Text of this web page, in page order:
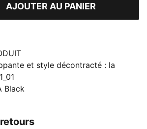
AJOUTER AU PANIER
et style décontracté : la
Elevated booste le confort
misent sur des détails aux
et des coupes parfaites pour
mais toujours tendance, pour
Black